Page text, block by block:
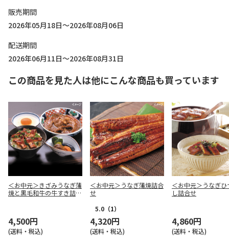
販売期間
2026年05月18日～2026年08月06日
配送期間
2026年06月11日～2026年08月31日
この商品を見た人は他にこんな商品も買っています
＜お中元＞きざみうなぎ蒲
焼と黒毛和牛の牛すき詰合
4,500円
(送料・税込)
＜お中元＞うなぎ蒲焼詰合
せ
5.0 （1）
4,320円
(送料・税込)
＜お中元＞うなぎひ
し詰合せ
4,860円
(送料・税込)